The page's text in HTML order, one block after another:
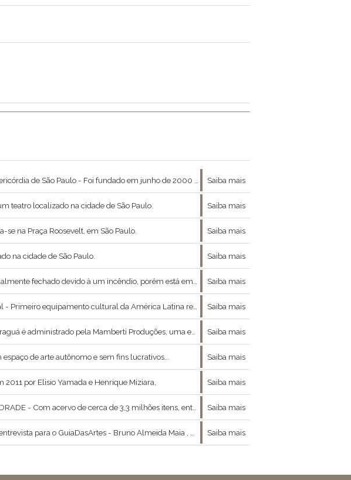
de 2000 com a intenção de reunir o acervo de parte da história dos mais de 400 anos de vida da Irmandade da Santa Casa. Saiba mais
teatro localizado na cidade de São Paulo. Saiba mais
na Praça Roosevelt, em São Paulo. Saiba mais
na cidade de São Paulo. Saiba mais
um incêndio, porém está em reforma com previsão de reabertura na segunda metade de 2021. Saiba mais
equipamento cultural da América Latina relacionado à temática, Saiba mais
uma empresa de criação e produção teatral com 25 anos de experiência na administração de teatros e espetáculos. Saiba mais
de arte autônomo e sem fins lucrativos... Saiba mais
por Elisio Yamada e Henrique Miziara, Saiba mais
e multimeios, a biblioteca mantém grandes coleções especiais, que incluem um dos maiores acervos de livros de arte de São Paulo, uma biblioteca depositária da ONU e uma riquíssima c Saiba mais
, ministrante do curso Constelações Visionárias , a relação entre moda , arte e filosofia nos concedeu a ótima entrevista que se segue : Saiba mais